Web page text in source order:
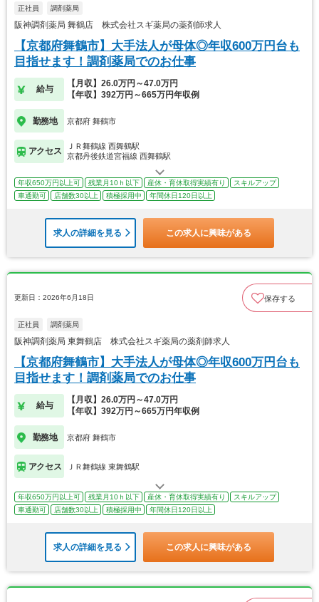
正社員 調剤薬局
阪神調剤薬局 舞鶴店 株式会社スギ薬局の薬剤師求人
【京都府舞鶴市】大手法人が母体◎年収600万円台も
目指せます！調剤薬局でのお仕事
給与
【月収】26.0万円～47.0万円
【年収】392万円～665万円年収例
勤務地 京都府 舞鶴市
アクセス
ＪＲ舞鶴線 西舞鶴駅
京都丹後鉄道宮福線 西舞鶴駅
年収650万円以上可 残業月10ｈ以下 産休・育休取得実績有り
スキルアップ
車通勤可
店舗数30以上 積極採用中 年間休日120日以上
求人の詳細を見る この求人に興味がある
更新日：2026年6月18日 保存する
正社員 調剤薬局
阪神調剤薬局 東舞鶴店 株式会社スギ薬局の薬剤師求人
【京都府舞鶴市】大手法人が母体◎年収600万円台も
目指せます！調剤薬局でのお仕事
給与
【月収】26.0万円～47.0万円
【年収】392万円～665万円年収例
勤務地 京都府 舞鶴市
アクセス ＪＲ舞鶴線 東舞鶴駅
年収650万円以上可 残業月10ｈ以下 産休・育休取得実績有り
スキルアップ
車通勤可
店舗数30以上 積極採用中 年間休日120日以上
求人の詳細を見る この求人に興味がある